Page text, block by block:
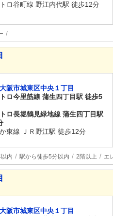
ロ谷町線 野江内代駅 徒歩12分
阪市城東区中央１丁目
ロ今里筋線 蒲生四丁目駅 徒歩5
ロ長堀鶴見緑地線 蒲生四丁目駅
東線 ＪＲ野江駅 徒歩12分
内 駅から徒歩5分以内 2階以上 エ
阪市城東区中央１丁目